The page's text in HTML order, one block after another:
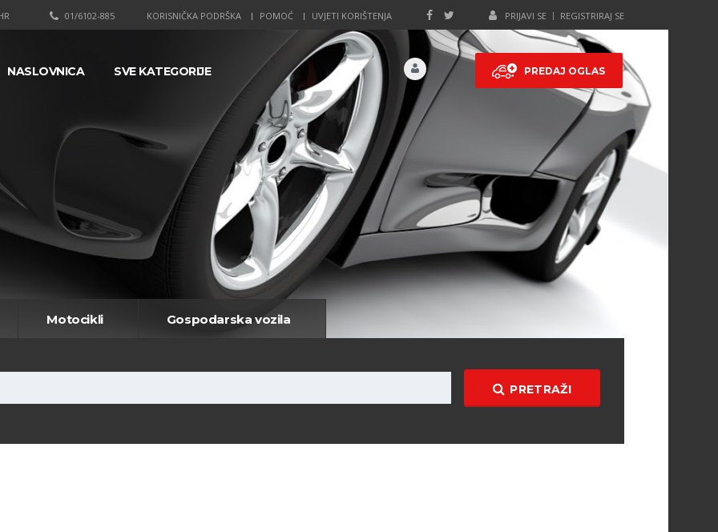
PRIJAVI SE REGISTRIRAJ SE
KORISNIČKA PODRŠKA POMOĆ UVJETI KORIŠTENJA
01/6102-885
PREDAJ OGLAS
NASLOVNICA SVE KATEGORIJE
Motocikli Gospodarska vozila
PRETRAŽI